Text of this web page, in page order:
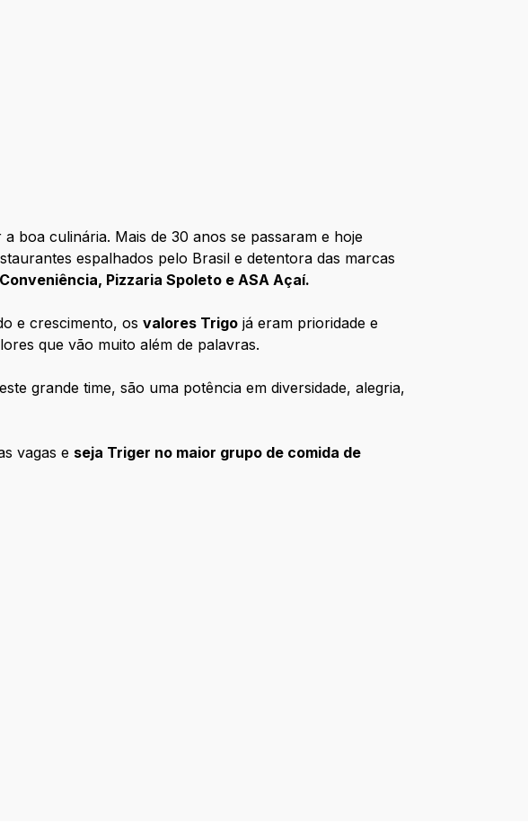
boa culinária. Mais de 30 anos se passaram e hoje
espalhados pelo Brasil e detentora das marcas
Pizzaria Spoleto e ASA Açaí.
e crescimento, osvalores Trigo já eram prioridade e
que vão muito além de palavras.
grande time, são uma potência em diversidade, alegria,
vagas e seja Triger no maior grupo de comida de